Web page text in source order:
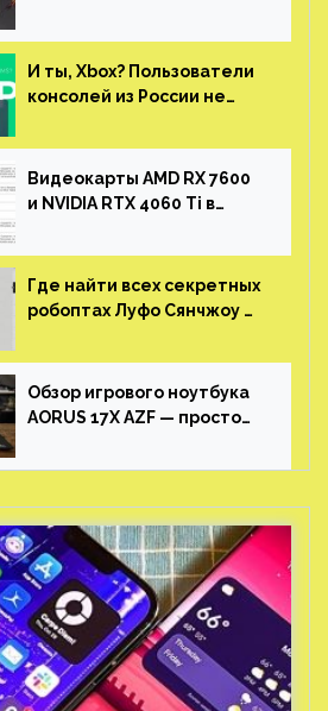
И ты, Xbox? Пользователи
консолей из России не
учетные записи
Видеокарты AMD RX 7600
и NVIDIA RTX 4060 Ti в
Где найти всех секретных
робоптах Луфо Сянчжоу в
Обзор игрового ноутбука
AORUS 17X AZF — просто